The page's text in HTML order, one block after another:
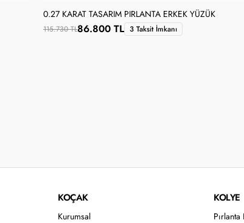
0.27 KARAT TASARIM PIRLANTA ERKEK YÜZÜK
115.730 TL86.800 TL 3 Taksit İmkanı
KOÇAK
Kurumsal
KOLYE
Pırlanta